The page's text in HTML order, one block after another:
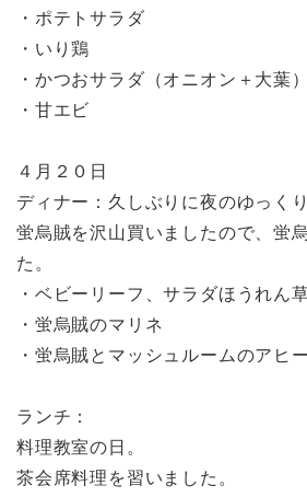
・ポテトサラダ
・いり鶏
・かつおサラダ（オニオン＋大葉）
・甘エビ
４月２０日
ディナー：久しぶりに夜のゆっくり
蛍烏賊を沢山買いましたので、蛍
た。
・ベビーリーフ、サラダほうれん
・蛍烏賊のマリネ
・蛍烏賊とマッシュルームのアヒ
ランチ：
料理教室の日。
茶会席料理を習いました。